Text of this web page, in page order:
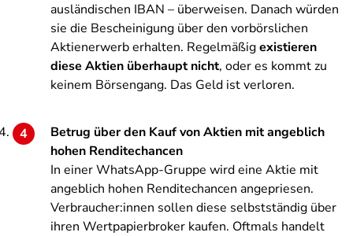
ausländischen IBAN – überweisen. Danach würden
sie die Bescheinigung über den vorbörslichen
Aktienerwerb erhalten. Regelmäßigexistieren
diese Aktien überhaupt nicht, oder es kommt zu
keinem Börsengang. Das Geld ist verloren.
Betrug über den Kauf von Aktien mit angeblich
hohen Renditechancen
In einer WhatsApp-Gruppe wird eine Aktie mit
angeblich hohen Renditechancen angepriesen.
Verbraucher:innen sollen diese selbstständig über
ihren Wertpapierbroker kaufen. Oftmals handelt